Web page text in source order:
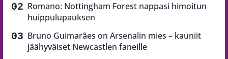
Romano: Nottingham Forest nappasi himoitun
huippulupauksen
Bruno Guimarães on Arsenalin mies – kauniit
jäähyväiset Newcastlen faneille